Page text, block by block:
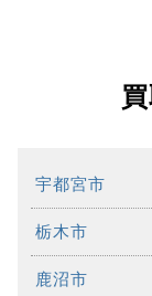
宇都宮市
栃木市
鹿沼市